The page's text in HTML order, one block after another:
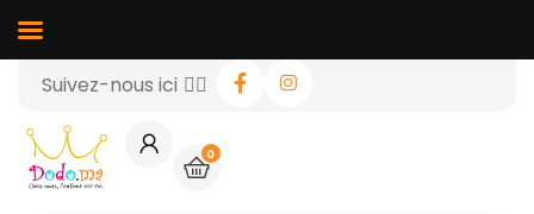
Suivez-nous ici 👉🏻
0